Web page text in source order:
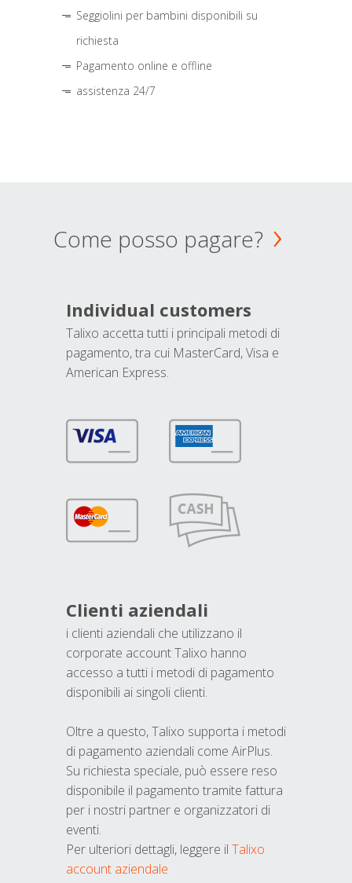
Seggiolini per bambini disponibili su
richiesta
Pagamento online e offline
assistenza 24/7
Come posso pagare?
Individual customers
Talixo accetta tutti i principali metodi di
pagamento, tra cui MasterCard, Visa e
American Express.
Clienti aziendali
i clienti aziendali che utilizzano il
corporate account Talixo hanno
accesso a tutti i metodi di pagamento
disponibili ai singoli clienti.
Oltre a questo, Talixo supporta i metodi
di pagamento aziendali come AirPlus.
Su richiesta speciale, può essere reso
disponibile il pagamento tramite fattura
per i nostri partner e organizzatori di
eventi.
Per ulteriori dettagli, leggere il Talixo
account aziendale